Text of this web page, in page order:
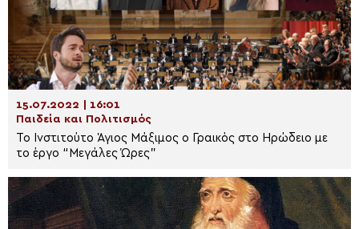
15.07.2022 | 16:01
Παιδεία και Πολιτισμός
Το Ινστιτούτο Άγιος Μάξιμος ο Γραικός στο Ηρώδειο με
το έργο “Μεγάλες Ώρες”